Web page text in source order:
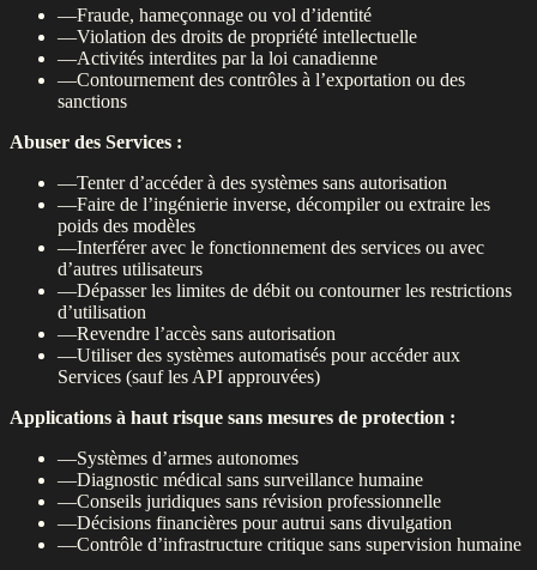
—Fraude, hameçonnage ou vol d’identité
—Violation des droits de propriété intellectuelle
—Activités interdites par la loi canadienne
—Contournement des contrôles à l’exportation ou des
sanctions
Abuser des Services :
—Tenter d’accéder à des systèmes sans autorisation
—Faire de l’ingénierie inverse, décompiler ou extraire les
poids des modèles
—Interférer avec le fonctionnement des services ou avec
d’autres utilisateurs
—Dépasser les limites de débit ou contourner les restrictions
d’utilisation
—Revendre l’accès sans autorisation
—Utiliser des systèmes automatisés pour accéder aux
Services (sauf les API approuvées)
Applications à haut risque sans mesures de protection :
—Systèmes d’armes autonomes
—Diagnostic médical sans surveillance humaine
—Conseils juridiques sans révision professionnelle
—Décisions financières pour autrui sans divulgation
—Contrôle d’infrastructure critique sans supervision humaine